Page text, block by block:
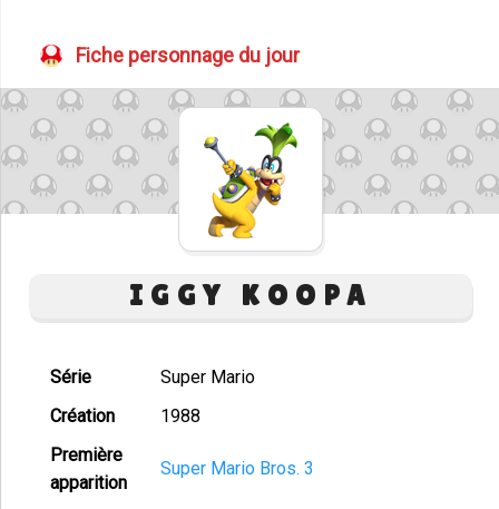
Fiche personnage du jour
IGGY KOOPA
Série
Super Mario
Création
1988
Première
apparition
Super Mario Bros. 3